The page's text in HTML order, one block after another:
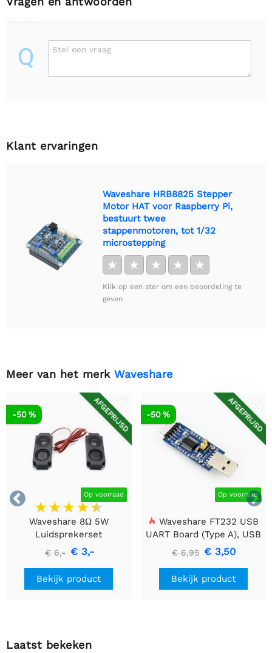
Q Stel een vraag
Klant ervaringen
Waveshare HRB8825 Stepper
Motor HAT voor Raspberry Pi,
bestuurt twee
stappenmotoren, tot 1/32
microstepping
★ ★ ★ ★ ★
Klik op een ster om een beoordeling te
geven
Meer van het merk Waveshare


AFGEPRIJSD
Op voorraad
-50 %
Waveshare 8Ω 5W
Luidsprekerset
€ 6,- € 3,-
Bekijk product
AFGEPRIJSD
Op voorraad
-50 %
Waveshare FT232 USB
UART Board (Type A), USB
naar TTL (UART)
Communicatiemodule
€ 6,95 € 3,50
Bekijk product
Laatst bekeken